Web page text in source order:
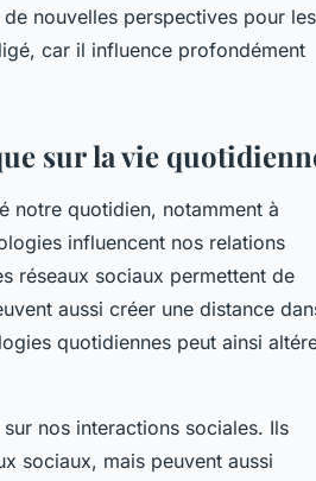
nouvelles perspectives pour les
car il influence profondément
sur la vie
notre quotidien, notamment à
influencent nos relations
réseaux sociaux permettent de
aussi créer une distance
quotidiennes peut ainsi
nos interactions sociales. Ils
sociaux, mais peuvent aussi